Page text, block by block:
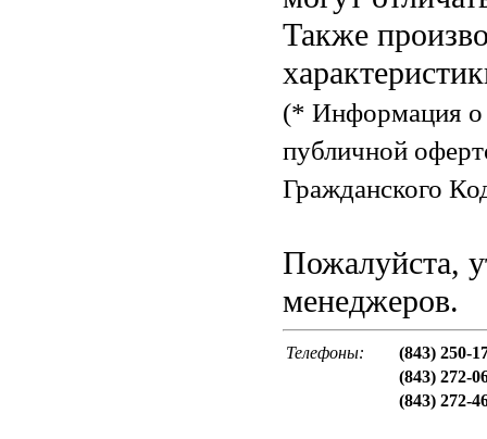
Также
(* Информация о
публичной
Гражданского
Пожалуйста,
менеджеров.
Телефоны:
(843) 250-
(843) 272-
(843) 272-